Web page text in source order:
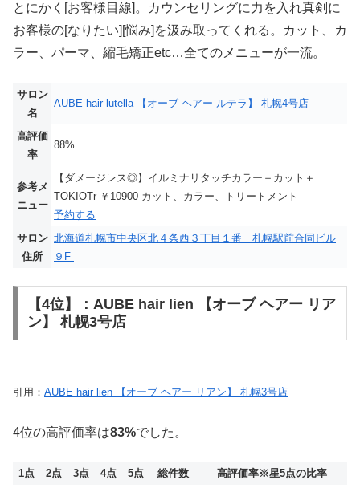
とにかく[お客様目線]。カウンセリングに力を入れ真剣に
お客様の[なりたい][悩み]を汲み取ってくれる。カット、カ
ラー、パーマ、縮毛矯正etc…全てのメニューが一流。
サロン
名
AUBE hair lutella 【オーブ ヘアー ルテラ】 札幌4号店
高評価
率
88%
参考メ
ニュー
【ダメージレス◎】イルミナリタッチカラー＋カット＋
TOKIOTr ￥10900 カット、カラー、トリートメント
予約する
サロン
住所
北海道札幌市中央区北４条西３丁目１番 札幌駅前合同ビル
９F
【4位】：AUBE hair lien 【オーブ ヘアー リア
ン】 札幌3号店
引用： AUBE hair lien 【オーブ ヘアー リアン】 札幌3号店
4位の高評価率は83%でした。
1点 2点 3点 4点 5点 総件数 高評価率※星5点の比率